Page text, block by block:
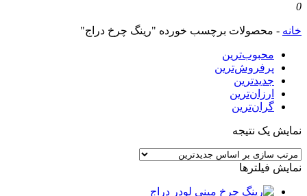
0
خانه - محصولات برچسب خورده "رینگ چرخ دراج"
محبوب‌ترین
پرفروش‌ترین
جدیدترین
ارزان‌ترین
گران‌ترین
نمایش یک نتیجه
نمایش فیلترها